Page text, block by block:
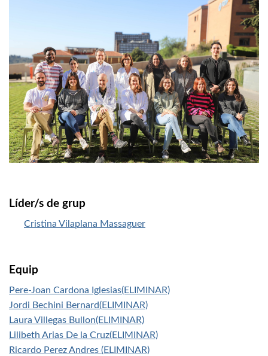
Líder/s de grup
Cristina Vilaplana Massaguer
Equip
Pere-Joan Cardona Iglesias(ELIMINAR)
Jordi Bechini Bernard(ELIMINAR)
Laura Villegas Bullon(ELIMINAR)
Lilibeth Arias De la Cruz(ELIMINAR)
Ricardo Perez Andres (ELIMINAR)